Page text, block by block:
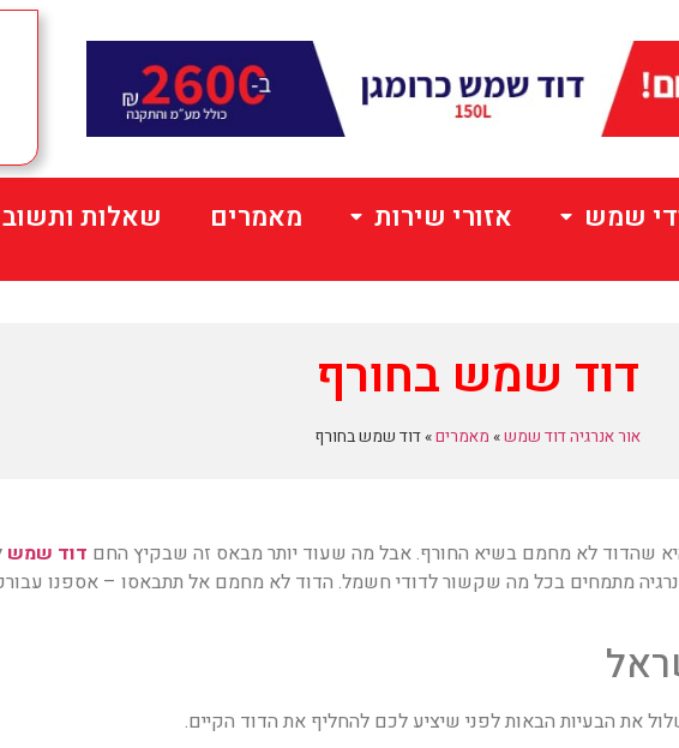
שמש אזורי שירות מאמרים שאלות
דוד שמש בחורף
אור אנרגיה דוד שמש» מאמרים»דוד שמש בחורף
שהדוד לא מחמם בשיא החורף. אבל מה שעוד יותר מבאס זה שבקיץ החם דוד שמש
מתמחים בכל מה שקשור לדודי חשמל. הדוד לא מחמם אל תתבאסו – אספנו
את הבעיות הבאות לפני שיציע לכם להחליף את הדוד הקיים.